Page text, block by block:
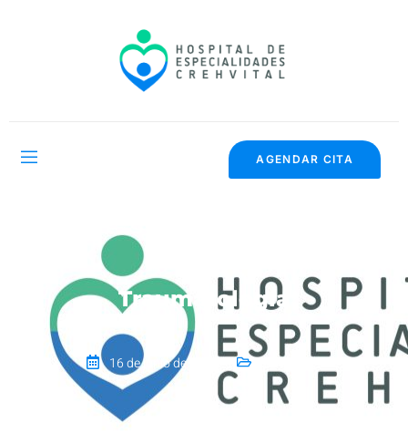
AGENDAR CITA
Traumatología
16 de junio de 2026 General